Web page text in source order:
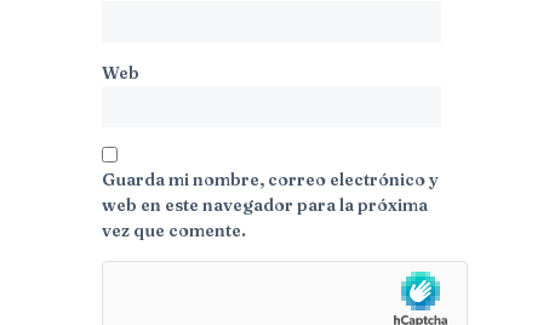
Web
Guarda mi nombre, correo electrónico y
web en este navegador para la próxima
vez que comente.